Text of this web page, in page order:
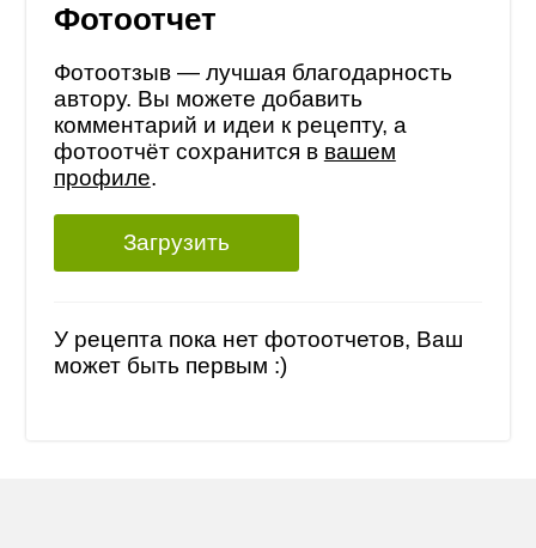
Фотоотчет
Фотоотзыв — лучшая благодарность
автору. Вы можете добавить
комментарий и идеи к рецепту, а
фотоотчёт сохранится в вашем
профиле.
Загрузить
У рецепта пока нет фотоотчетов, Ваш
может быть первым :)